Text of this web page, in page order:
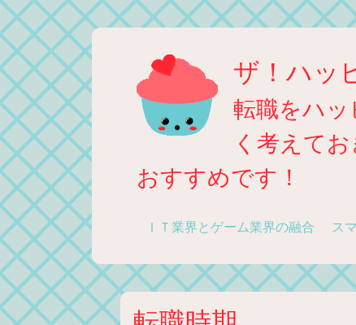
コ
ン
テ
ン
ツ
へ
ス
キ
ッ
プ
ザ！ハッ
転職をハ
く考えて
おすすめです！
ＩＴ業界とゲーム業界の融合 ス